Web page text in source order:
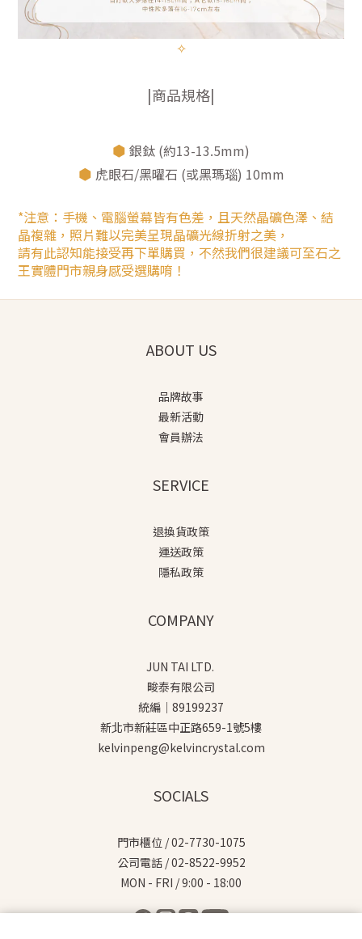
✧
|商品規格|
⬢ 銀鈦 (約13-13.5mm)
⬢ 虎眼石/黑曜石 (或黑瑪瑙) 10mm
*注意：手機、電腦螢幕皆有色差，且天然晶礦色澤、結
晶複雜，照片難以完美呈現晶礦光線折射之美，
請有此認知能接受再下單購買，不然我們很建議可至石之
王實體門市親身感受選購唷！
ABOUT US
品牌故事
最新活動
會員辦法
SERVICE
退換貨政策
運送政策
隱私政策
COMPANY
JUN TAI LTD.
畯泰有限公司
統編｜89199237
新北市新莊區中正路659-1號5樓
kelvinpeng@kelvincrystal.com
SOCIALS
門市櫃位 / 02-7730-1075
公司電話 / 02-8522-9952
MON - FRI / 9:00 - 18:00